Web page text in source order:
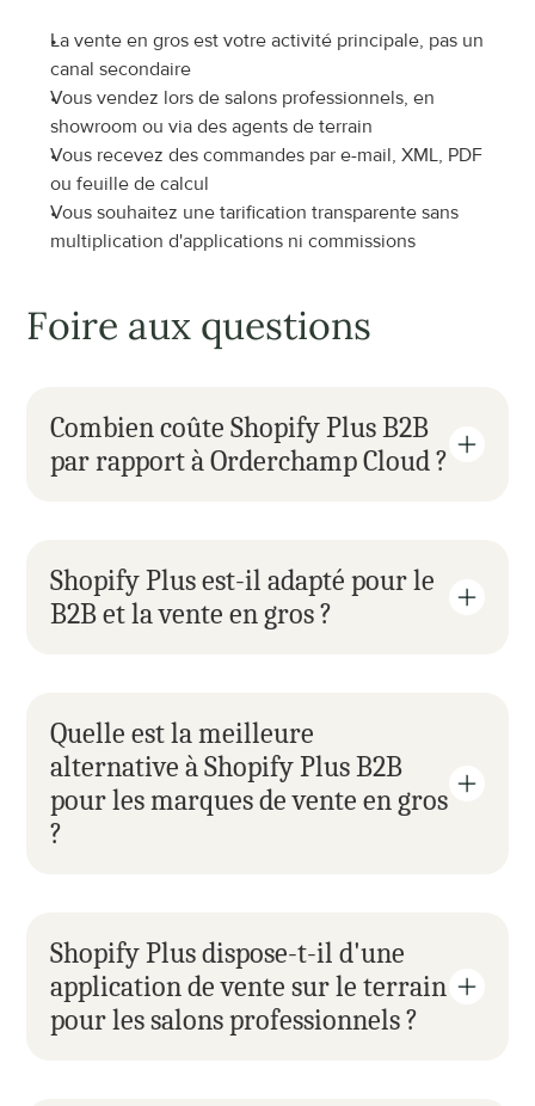
La vente en gros est votre activité principale, pas un
canal secondaire
Vous vendez lors de salons professionnels, en
showroom ou via des agents de terrain
Vous recevez des commandes par e-mail, XML, PDF
ou feuille de calcul
Vous souhaitez une tarification transparente sans
multiplication d'applications ni commissions
Foire aux questions
Combien coûte Shopify Plus B2B
par rapport à Orderchamp Cloud ?
Shopify Plus est-il adapté pour le
B2B et la vente en gros ?
Quelle est la meilleure
alternative à Shopify Plus B2B
pour les marques de vente en gros
?
Shopify Plus dispose-t-il d'une
application de vente sur le terrain
pour les salons professionnels ?